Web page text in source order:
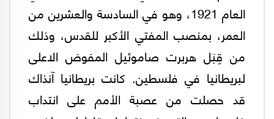
العام 1921، وهو في السادسة والعشرين من
العمر، بمنصب المفتي الأكبر للقدس، وذلك
من قِبَل هربرت صاموئيل المفوض الاعلى
لبريطانيا في فلسطين. كانت بريطانيا آنذاك
قد حصلت من عصبة الأمم على انتداب